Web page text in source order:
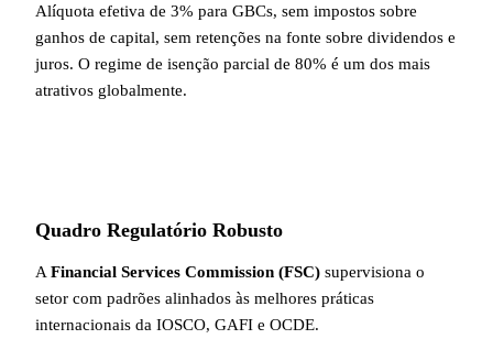
Alíquota efetiva de 3% para GBCs, sem impostos sobre
ganhos de capital, sem retenções na fonte sobre dividendos e
juros. O regime de isenção parcial de 80% é um dos mais
atrativos globalmente.
Quadro Regulatório Robusto
A Financial Services Commission (FSC) supervisiona o
setor com padrões alinhados às melhores práticas
internacionais da IOSCO, GAFI e OCDE.